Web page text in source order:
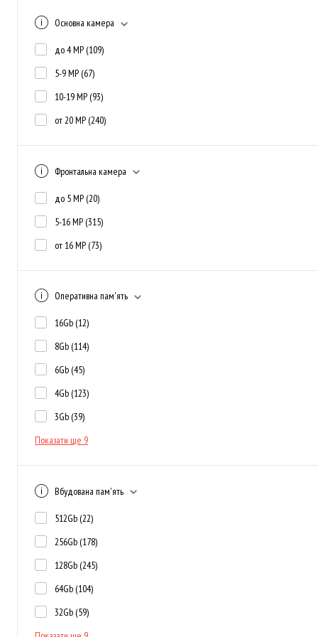
Основна камера
до 4 MP (109)
5-9 MP (67)
10-19 MP (93)
от 20 MP (240)
Фронтальна камера
до 5 MP (20)
5-16 MP (315)
от 16 MP (73)
Оперативна пам'ять
16Gb (12)
8Gb (114)
6Gb (45)
4Gb (123)
3Gb (39)
Показати ще 9
Вбудована пам'ять
512Gb (22)
256Gb (178)
128Gb (245)
64Gb (104)
32Gb (59)